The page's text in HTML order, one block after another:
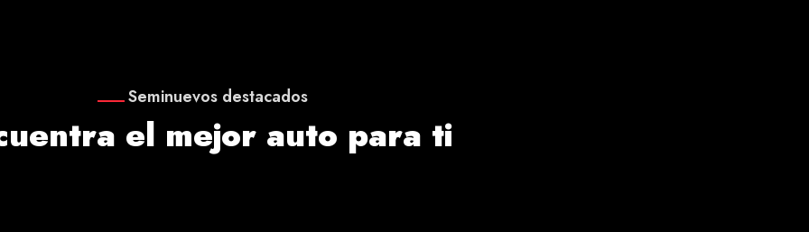
Seminuevos destacados
el mejor auto para ti